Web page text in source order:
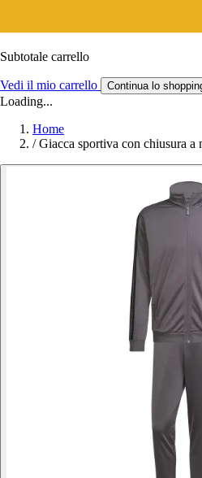
Subtotale carrello
Vedi il mio carrello Continua lo
Loading...
Home
/ Giacca sportiva con chiusura a